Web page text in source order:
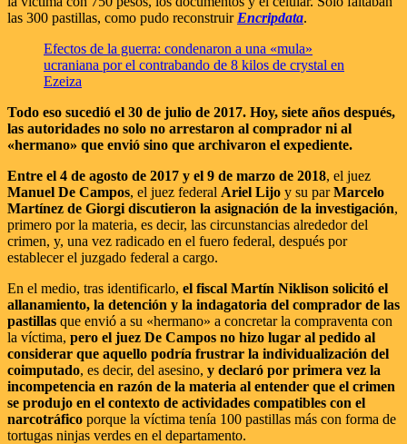
las 300 pastillas, como pudo reconstruir Encripdata.
Efectos de la guerra: condenaron a una «mula»
ucraniana por el contrabando de 8 kilos de crystal en
Ezeiza
Todo eso sucedió el 30 de julio de 2017. Hoy, siete años después,
las autoridades no solo no arrestaron al comprador ni al
«hermano» que envió sino que archivaron el expediente.
Entre el 4 de agosto de 2017 y el 9 de marzo de 2018, el juez
Manuel De Campos, el juez federal Ariel Lijo y su parMarcelo
Martínez de Giorgi discutieron la asignación de la investigación,
primero por la materia, es decir, las circunstancias alrededor del
crimen, y, una vez radicado en el fuero federal, después por
establecer el juzgado federal a cargo.
En el medio, tras identificarlo, el fiscal Martín Niklison solicitó el
allanamiento, la detención y la indagatoria del comprador de las
pastillas que envió a su «hermano» a concretar la compraventa con
la víctima, pero el juez De Campos no hizo lugar al pedido al
considerar que aquello podría frustrar la individualización del
coimputado, es decir, del asesino, y declaró por primera vez la
incompetencia en razón de la materia al entender que el crimen
se produjo en el contexto de actividades compatibles con el
narcotráfico porque la víctima tenía 100 pastillas más con forma de
tortugas ninjas verdes en el departamento.